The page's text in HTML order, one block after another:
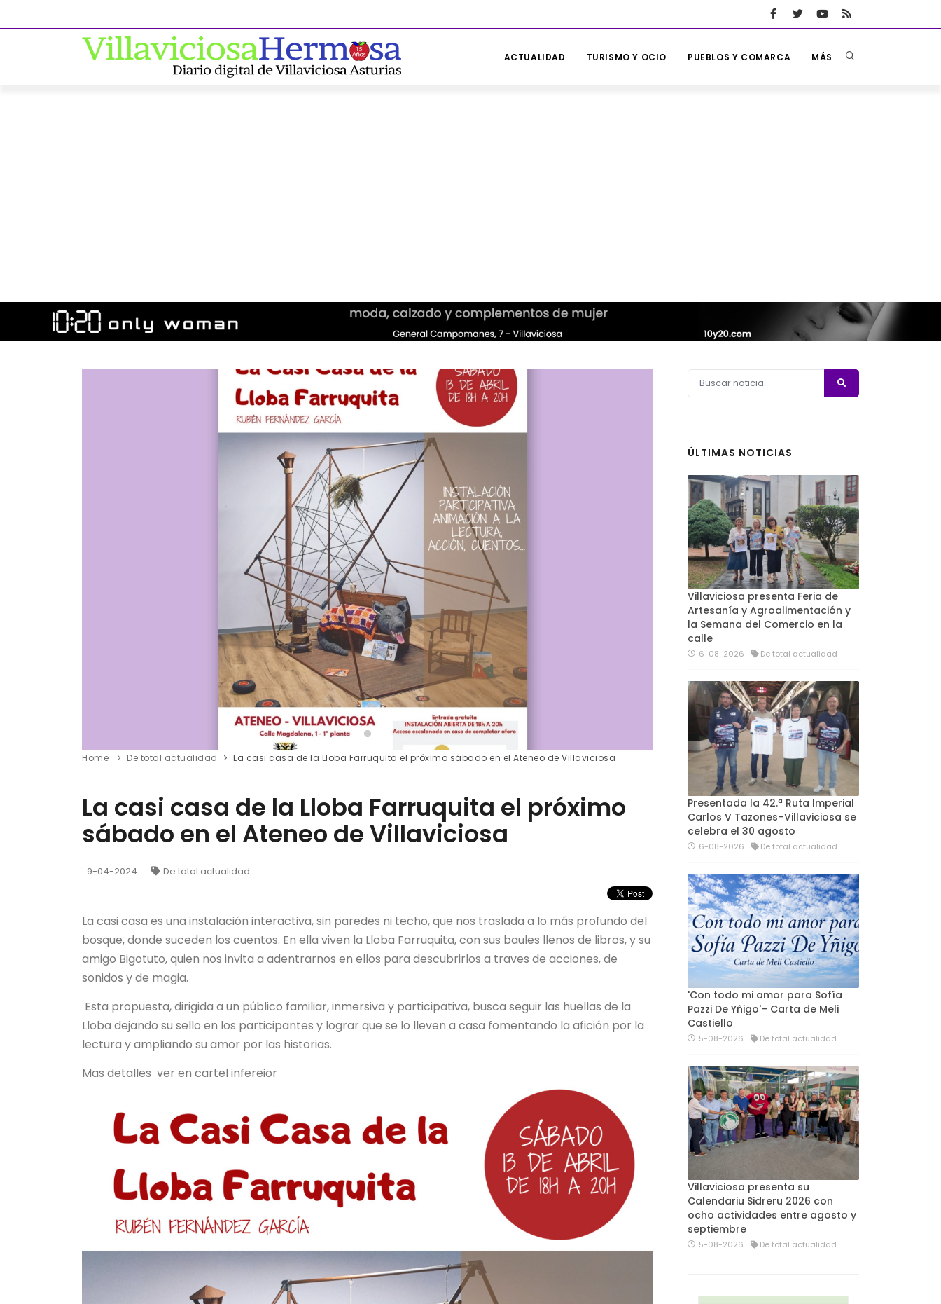
ACTUALIDAD TURISMO Y OCIO PUEBLOS Y COMARCA MÁS
Home De total actualidad La casi casa de la Lloba Farruquita el próximo sábado en el Ateneo de Villaviciosa
La casi casa de la Lloba Farruquita el próximo
sábado en el Ateneo de Villaviciosa
9-04-2024 De total actualidad
La casi casa es una instalación interactiva, sin paredes ni techo, que nos traslada a lo más profundo del
bosque, donde suceden los cuentos. En ella viven la Lloba Farruquita, con sus baules llenos de libros, y su
amigo Bigotuto, quien nos invita a adentrarnos en ellos para descubrirlos a traves de acciones, de
sonidos y de magia.
Esta propuesta, dirigida a un público familiar, inmersiva y participativa, busca seguir las huellas de la
Lloba dejando su sello en los participantes y lograr que se lo lleven a casa fomentando la afición por la
lectura y ampliando su amor por las historias.
Mas detalles ver en cartel infereior
ÚLTIMAS NOTICIAS
Villaviciosa presenta Feria de
Artesanía y Agroalimentación y
la Semana del Comercio en la
calle
6-08-2026 De total actualidad
Presentada la 42.ª Ruta Imperial
Carlos V Tazones–Villaviciosa se
celebra el 30 agosto
6-08-2026 De total actualidad
'Con todo mi amor para Sofía
Pazzi De Yñigo'– Carta de Meli
Castiello
5-08-2026 De total actualidad
Villaviciosa presenta su
Calendariu Sidreru 2026 con
ocho actividades entre agosto y
septiembre
5-08-2026 De total actualidad